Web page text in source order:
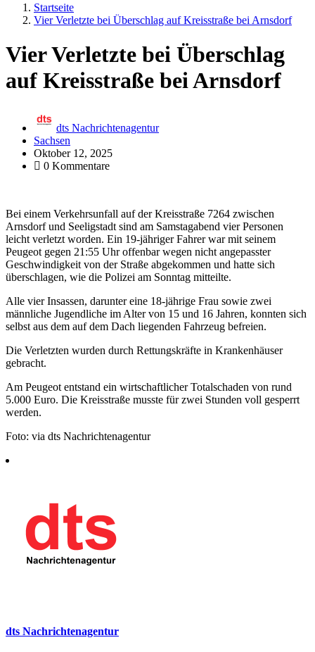
Startseite
Vier Verletzte bei Überschlag auf Kreisstraße bei Arnsdorf
Vier Verletzte bei Überschlag
auf Kreisstraße bei Arnsdorf
dts Nachrichtenagentur
Sachsen
Oktober 12, 2025
0 Kommentare
Bei einem Verkehrsunfall auf der Kreisstraße 7264 zwischen
Arnsdorf und Seeligstadt sind am Samstagabend vier Personen
leicht verletzt worden. Ein 19-jähriger Fahrer war mit seinem
Peugeot gegen 21:55 Uhr offenbar wegen nicht angepasster
Geschwindigkeit von der Straße abgekommen und hatte sich
überschlagen, wie die Polizei am Sonntag mitteilte.
Alle vier Insassen, darunter eine 18-jährige Frau sowie zwei
männliche Jugendliche im Alter von 15 und 16 Jahren, konnten sich
selbst aus dem auf dem Dach liegenden Fahrzeug befreien.
Die Verletzten wurden durch Rettungskräfte in Krankenhäuser
gebracht.
Am Peugeot entstand ein wirtschaftlicher Totalschaden von rund
5.000 Euro. Die Kreisstraße musste für zwei Stunden voll gesperrt
werden.
Foto: via dts Nachrichtenagentur
dts Nachrichtenagentur